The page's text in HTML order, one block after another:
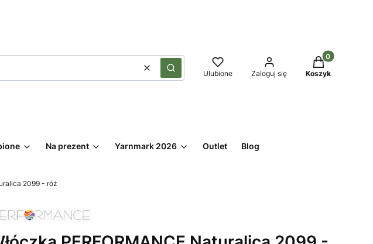
WyczyśćSzukaj Ulubione Zaloguj się
Produkty w
Koszyk
Na prezent Yarnmark 2026 Outlet Blog
2099 - róż